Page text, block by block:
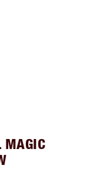
MAGIC